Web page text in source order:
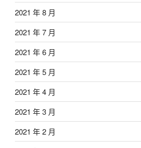
2021 年 8 月
2021 年 7 月
2021 年 6 月
2021 年 5 月
2021 年 4 月
2021 年 3 月
2021 年 2 月